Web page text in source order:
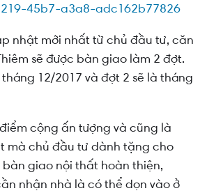
nhật mới nhất từ chủ đầu tư, căn
sẽ được bàn giao làm 2 đợt.
12/2017 và đợt 2 sẽ là tháng
cộng ấn tượng và cũng là
mà chủ đầu tư dành tặng cho
bàn giao nội thất hoàn thiện,
nhận nhà là có thể dọn vào ở